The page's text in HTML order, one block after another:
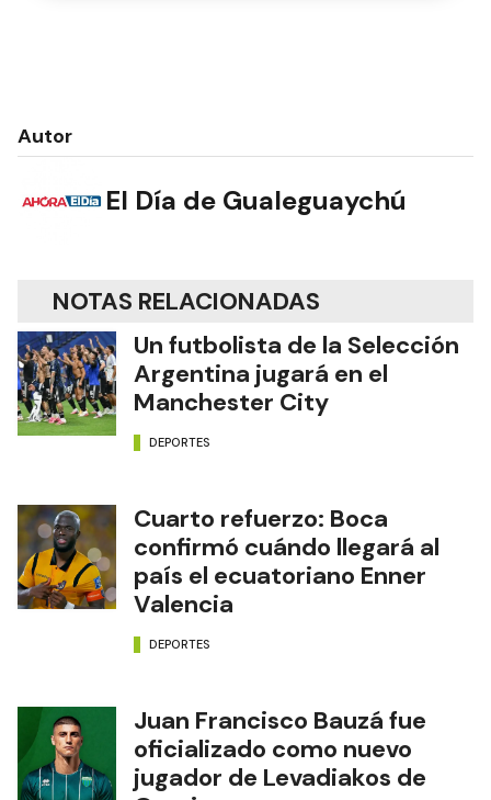
Autor
El Día de Gualeguaychú
NOTAS RELACIONADAS
Un futbolista de la Selección
Argentina jugará en el
Manchester City
DEPORTES
Cuarto refuerzo: Boca
confirmó cuándo llegará al
país el ecuatoriano Enner
Valencia
DEPORTES
Juan Francisco Bauzá fue
oficializado como nuevo
jugador de Levadiakos de